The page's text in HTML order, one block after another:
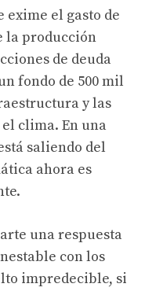
exime el gasto de
la producción
de deuda
fondo de 500 mil
y las
clima. En una
saliendo del
ahora es
una respuesta
con los
impredecible, si